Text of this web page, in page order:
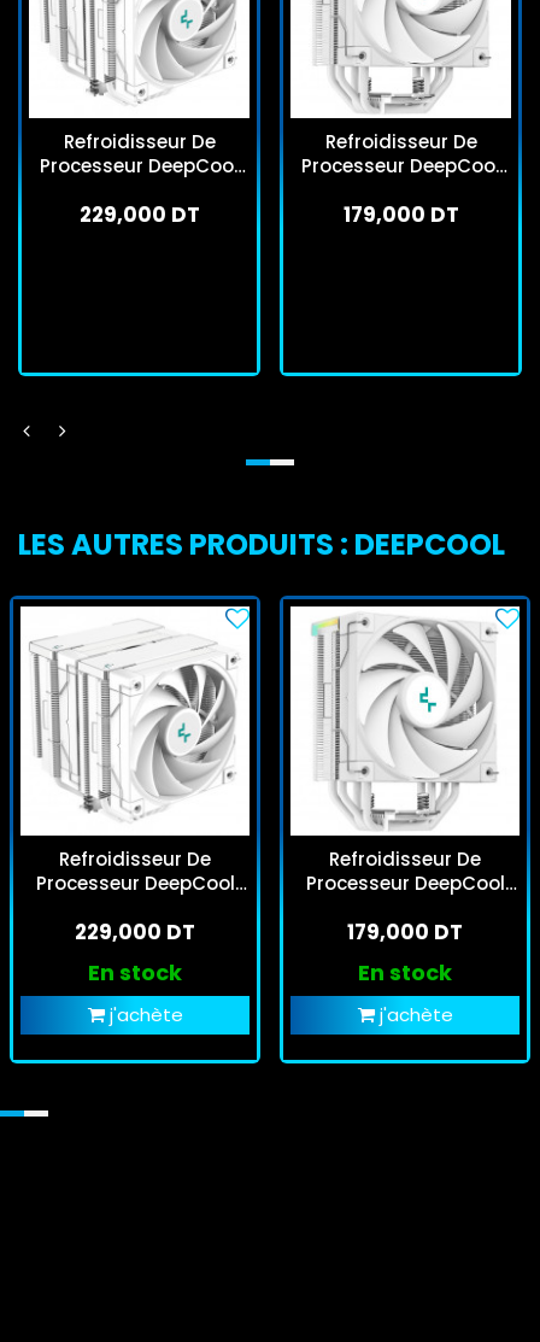
Refroidisseur De
Processeur DeepCool
229,000 DT
Refroidisseur De
Processeur DeepCool
Blanc
179,000 DT
LES AUTRES PRODUITS : DEEPCOOL
Refroidisseur De
Processeur DeepCool
229,000 DT
En stock
j'achète
Refroidisseur De
Processeur DeepCool
Blanc
179,000 DT
En stock
j'achète